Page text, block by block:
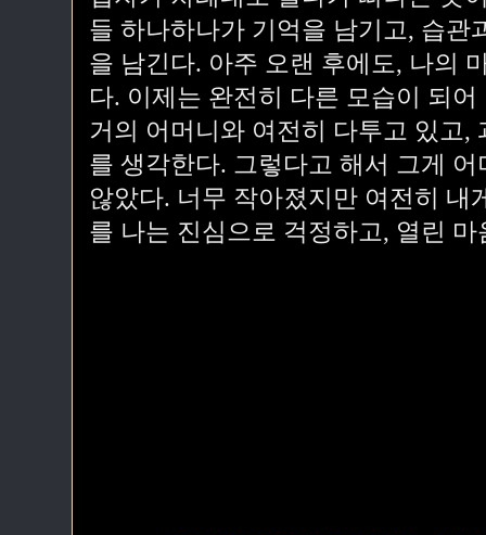
들 하나하나가 기억을 남기고, 습관
을 남긴다. 아주 오랜 후에도, 나의
다. 이제는 완전히 다른 모습이 되
거의 어머니와 여전히 다투고 있고,
를 생각한다. 그렇다고 해서 그게
않았다. 너무 작아졌지만 여전히 내
를 나는 진심으로 걱정하고, 열린